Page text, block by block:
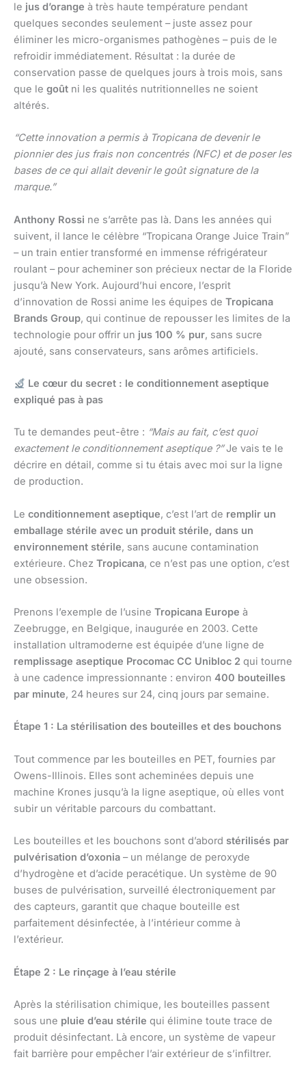
le jus d’orange à très haute température pendant
quelques secondes seulement – juste assez pour
éliminer les micro-organismes pathogènes – puis de le
refroidir immédiatement. Résultat : la durée de
conservation passe de quelques jours à trois mois, sans
que le goût ni les qualités nutritionnelles ne soient
altérés.
“Cette innovation a permis à Tropicana de devenir le
pionnier des jus frais non concentrés (NFC) et de poser les
bases de ce qui allait devenir le goût signature de la
marque.”
Anthony Rossi ne s’arrête pas là. Dans les années qui
suivent, il lance le célèbre “Tropicana Orange Juice Train”
– un train entier transformé en immense réfrigérateur
roulant – pour acheminer son précieux nectar de la Floride
jusqu’à New York. Aujourd’hui encore, l’esprit
d’innovation de Rossi anime les équipes de Tropicana
Brands Group, qui continue de repousser les limites de la
technologie pour offrir un jus 100 % pur, sans sucre
ajouté, sans conservateurs, sans arômes artificiels.
Le cœur du secret : le conditionnement aseptique
expliqué pas à pas
Tu te demandes peut-être : “Mais au fait, c’est quoi
exactement le conditionnement aseptique ?”Je vais te le
décrire en détail, comme si tu étais avec moi sur la ligne
de production.
Le conditionnement aseptique, c’est l’art de remplir un
emballage stérile avec un produit stérile, dans un
environnement stérile, sans aucune contamination
extérieure. Chez Tropicana, ce n’est pas une option, c’est
une obsession.
Prenons l’exemple de l’usine Tropicana Europe à
Zeebrugge, en Belgique, inaugurée en 2003. Cette
installation ultramoderne est équipée d’une ligne de
remplissage aseptique Procomac CC Unibloc 2 qui tourne
à une cadence impressionnante : environ 400 bouteilles
par minute, 24 heures sur 24, cinq jours par semaine.
Étape 1 : La stérilisation des bouteilles et des bouchons
Tout commence par les bouteilles en PET, fournies par
Owens-Illinois. Elles sont acheminées depuis une
machine Krones jusqu’à la ligne aseptique, où elles vont
subir un véritable parcours du combattant.
Les bouteilles et les bouchons sont d’abord stérilisés par
pulvérisation d’oxonia – un mélange de peroxyde
d’hydrogène et d’acide peracétique. Un système de 90
buses de pulvérisation, surveillé électroniquement par
des capteurs, garantit que chaque bouteille est
parfaitement désinfectée, à l’intérieur comme à
l’extérieur.
Étape 2 : Le rinçage à l’eau stérile
Après la stérilisation chimique, les bouteilles passent
sous une pluie d’eau stérile qui élimine toute trace de
produit désinfectant. Là encore, un système de vapeur
fait barrière pour empêcher l’air extérieur de s’infiltrer.